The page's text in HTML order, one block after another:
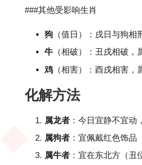
###其他受影响生肖
狗 （值日）：戌日与狗相
牛 （相破）：丑戌相破，
鸡 （相害）：酉戌相害，
化解方法
属龙者 ：今日宜静不宜
属狗者 ：宜佩戴红色饰品
属牛者 ：宜在东北方（丑